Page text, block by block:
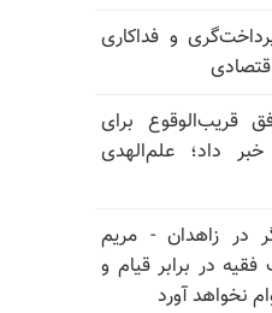
و فداکاری
قریب‌الوقوع برای
داد؛ علم‌الهدی
در زاهدان - مریم
در برابر قیام و
نخواهد آورد